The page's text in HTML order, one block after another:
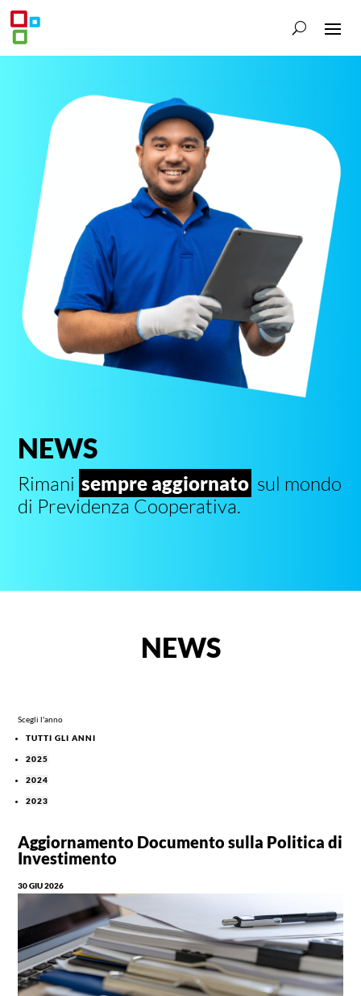
NEWS
Rimani sempre aggiornato sul mondo
di Previdenza Cooperativa.
NEWS
Scegli l'anno
TUTTI GLI ANNI
2025
2024
2023
Aggiornamento Documento sulla Politica di
Investimento
30 GIU 2026